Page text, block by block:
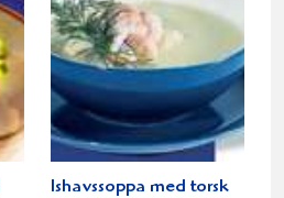
Ishavssoppa med torsk